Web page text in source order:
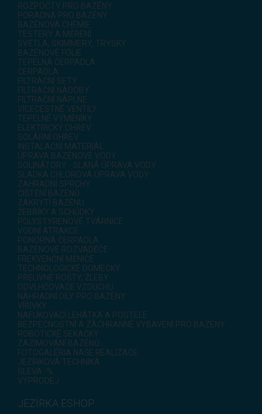
ROZPOČTY PRO BAZÉNY
PORADNA PRO BAZÉNY
BAZÉNOVÁ CHEMIE
TESTERY A MĚŘENÍ
SVĚTLA, SKIMMERY, TRYSKY
BAZÉNOVÉ FÓLIE
TEPELNÁ ČERPADLA
ČERPADLA
FILTRAČNÍ SETY
FILTRAČNÍ NÁDOBY
FILTRAČNÍ NÁPLNE
VÍCECESTNÉ VENTILY
TEPELNÉ VÝMĚNÍKY
ELEKTRICKÝ OHŘEV
SOLÁRNÍ OHŘEV
INSTALAČNÍ MATERIÁL
ÚPRAVA BAZÉNOVÉ VODY
SOLINÁTORY - SLANÁ ÚPRAVA VODY
SLADKÁ CHLOROVÁ ÚPRAVA VODY
ZAHRADNÍ SPRCHY
ČIŠTĚNÍ BAZÉNŮ
ZAKRYTÍ BAZÉNU
ŽEBŘÍKY A SCHŮDKY
POLYSTYRENOVÉ TVÁRNICE
VODNÍ ATRAKCE
PONORNÁ ČERPADLA
BAZÉNOVÉ ROZVADĚČE
FREKVENČNÍ MĚNIČE
TECHNOLOGICKÉ DOMEČKY
PŘELIVNÉ ROŠTY, ŽLEBY
ODVLHČOVAČE VZDUCHU
NÁHRADNÍ DÍLY PRO BAZÉNY
VÍŘIVKY
NAFUKOVACÍ LEHÁTKA A POSTELE
BEZPEČNOSTNÍ A ZÁCHRANNÉ VYBAVENÍ PRO BAZÉNY
ROBOTICKÉ SEKAČKY
ZAZIMOVÁNÍ BAZÉNŮ
FOTOGALÉRIA NAŠE REALIZACE
JEZÍRKOVÁ TECHNIKA
SLEVA -%
VÝPRODEJ
JEZÍRKA ESHOP